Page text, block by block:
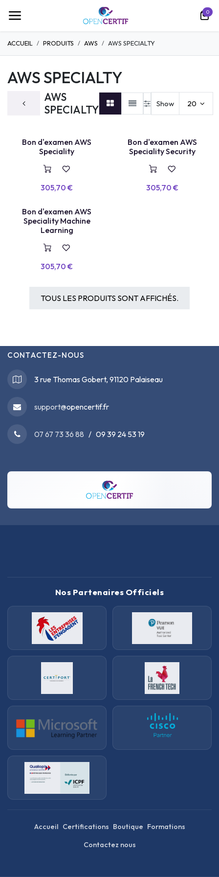
0
ACCUEIL PRODUITS AWS AWS SPECIALTY
AWS SPECIALTY
AWS
SPECIALTY
Show 20
VOUCHER
Bon d'examen AWS
Speciality
305,70 €
VOUCHER
Bon d'examen AWS
Speciality Security
305,70 €
VOUCHER
Bon d'examen AWS
Speciality Machine
Learning
305,70 €
TOUS LES PRODUITS SONT AFFICHÉS.
CONTACTEZ-NOUS
3 rue Thomas Gobert, 91120 Palaiseau
support@opencertif.fr
07 67 73 36 88 / 09 39 24 53 19
Nos Partenaires Officiels
Accueil Certifications Boutique Formations
Contactez nous